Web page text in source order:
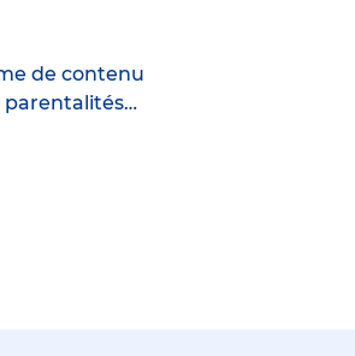
de contenu
parentalités…